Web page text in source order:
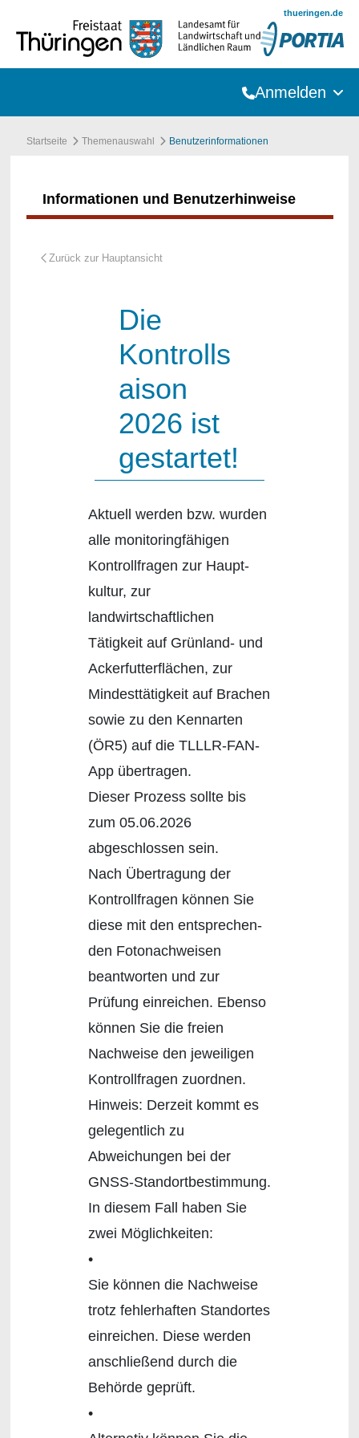
thueringen.de
Anmelden
Startseite Themenauswahl Benutzerinformationen
Informationen und Benutzerhinweise
Die
Kontrolls
aison
2026 ist
gestartet!
Aktuell werden bzw. wurden
alle monitoringfähigen
Kontrollfragen zur Haupt-
kultur, zur
landwirtschaftlichen
Tätigkeit auf Grünland- und
Ackerfutterflächen, zur
Mindesttätigkeit auf Brachen
sowie zu den Kennarten
(ÖR5) auf die TLLLR-FAN-
App übertragen.
Dieser Prozess sollte bis
zum 05.06.2026
abgeschlossen sein.
Nach Übertragung der
Kontrollfragen können Sie
diese mit den entsprechen-
den Fotonachweisen
beantworten und zur
Prüfung einreichen. Ebenso
können Sie die freien
Nachweise den jeweiligen
Kontrollfragen zuordnen.
Hinweis: Derzeit kommt es
gelegentlich zu
Abweichungen bei der
GNSS-Standortbestimmung.
In diesem Fall haben Sie
zwei Möglichkeiten:
•
Sie können die Nachweise
trotz fehlerhaften Standortes
einreichen. Diese werden
anschließend durch die
Behörde geprüft.
•